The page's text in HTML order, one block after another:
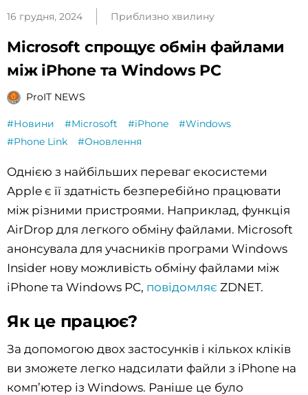
16 грудня, 2024 Приблизно хвилину
Microsoft спрощує обмін файлами
між iPhone та Windows PC
ProIT NEWS
#Новини #Microsoft #iPhone
#Windows
#Phone Link
#Оновлення
Однією з найбільших переваг екосистеми
Apple є її здатність безперебійно працювати
між різними пристроями. Наприклад, функція
AirDrop для легкого обміну файлами. Microsoft
анонсувала для учасників програми Windows
Insider нову можливість обміну файлами між
iPhone та Windows PC, повідомляє ZDNET.
Як це працює?
За допомогою двох застосунків і кількох кліків
ви зможете легко надсилати файли з iPhone на
комп’ютер із Windows. Раніше це було